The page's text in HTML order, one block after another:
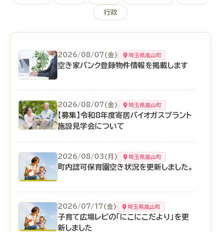
行政
2026/08/07(金) 埼玉県嵐山町
空き家バンク登録物件情報を掲載します
2026/08/07(金) 埼玉県嵐山町
【募集】令和8年度寄居バイオガスプラント
施設見学会について
2026/08/03(月) 埼玉県嵐山町
町内認可保育園空き状況を更新しました。
2026/07/17(金) 埼玉県嵐山町
子育て広場レピの「にこにこだより」を更
新しました